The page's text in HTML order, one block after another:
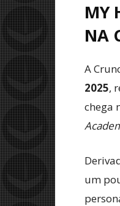
MY
NA
A
2025,
chega
um